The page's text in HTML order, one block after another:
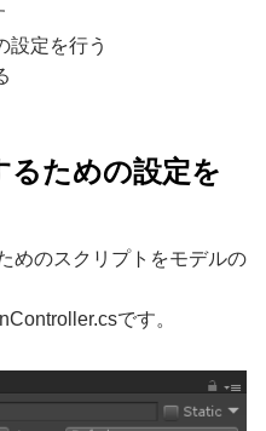
設定を行う
るための設定を
めのスクリプトをモデルの
です。